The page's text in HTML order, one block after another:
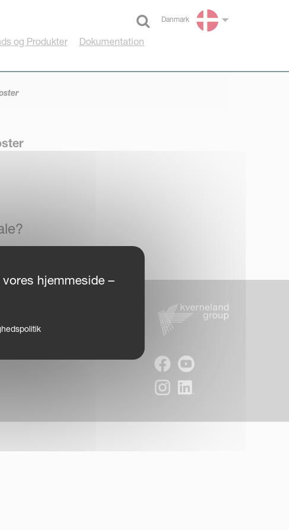
Danmark
Select language
og Produkter Dokumentation
hjemmeside –